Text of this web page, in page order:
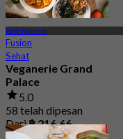
Phra Nakhon
Fusion
Sehat
Veganerie Grand
Palace
5.0
58 telah dipesan
Dari฿ 216.66